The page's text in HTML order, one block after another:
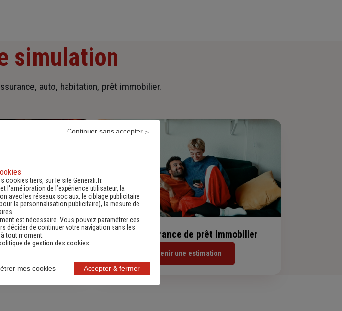
simulation
auto, habitation, prêt immobilier.
habitation Devis assurance de prêt immobilier
Obtenir une estimation
cookies tiers, sur le site Generali.fr.
l'amélioration de l’expérience utilisateur, la
avec les réseaux sociaux, le ciblage publicitaire
la personnalisation publicitaire), la mesure de
est nécessaire. Vous pouvez paramétrer ces
décider de continuer votre navigation sans les
tout moment.
de gestion des cookies
Accepter & fermer
Continuer sans accepter
mes cookies